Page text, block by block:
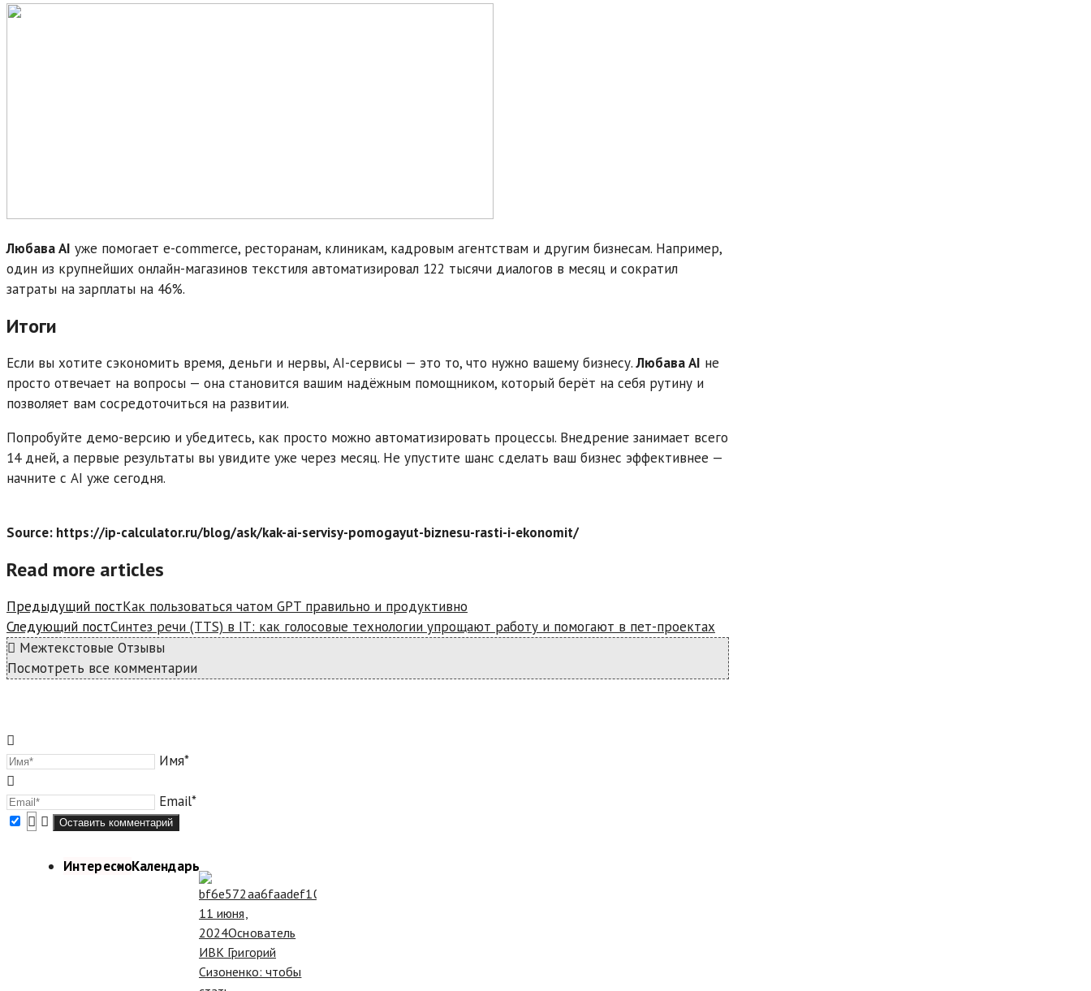
Любава AI уже помогает e-commerce, ресторанам, клиникам, кадровым агентствам и другим бизнесам. Например,
один из крупнейших онлайн-магазинов текстиля автоматизировал 122 тысячи диалогов в месяц и сократил
затраты на зарплаты на 46%.
Итоги
Если вы хотите сэкономить время, деньги и нервы, AI-сервисы — это то, что нужно вашему бизнесу.Любава AI не
просто отвечает на вопросы — она становится вашим надёжным помощником, который берёт на себя рутину и
позволяет вам сосредоточиться на развитии.
Попробуйте демо-версию и убедитесь, как просто можно автоматизировать процессы. Внедрение занимает всего
14 дней, а первые результаты вы увидите уже через месяц. Не упустите шанс сделать ваш бизнес эффективнее —
начните с AI уже сегодня.
Source: https://ip-calculator.ru/blog/ask/kak-ai-servisy-pomogayut-biznesu-rasti-i-ekonomit/
Read more articles
Предыдущий постКак пользоваться чатом GPT правильно и продуктивно
Следующий постСинтез речи (TTS) в IT: как голосовые технологии упрощают работу и помогают в пет-проектах
Межтекстовые Отзывы
Посмотреть все комментарии
Имя*
Email*
ИнтересноКалендарь
11 июня,
2024Основатель
ИВК Григорий
Сизоненко: чтобы